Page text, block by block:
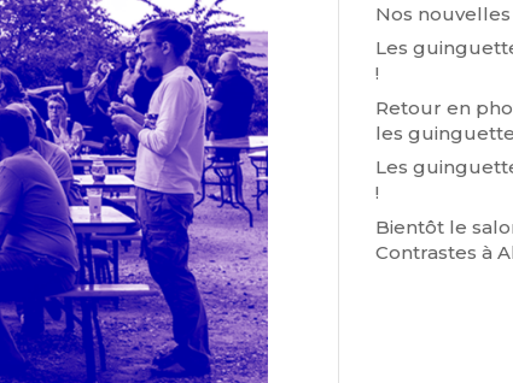
Nos
Les
!
Retour en
les
Les
!
Bientôt le
Contrastes à